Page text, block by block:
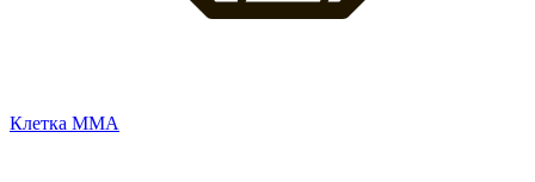
Клетка ММА